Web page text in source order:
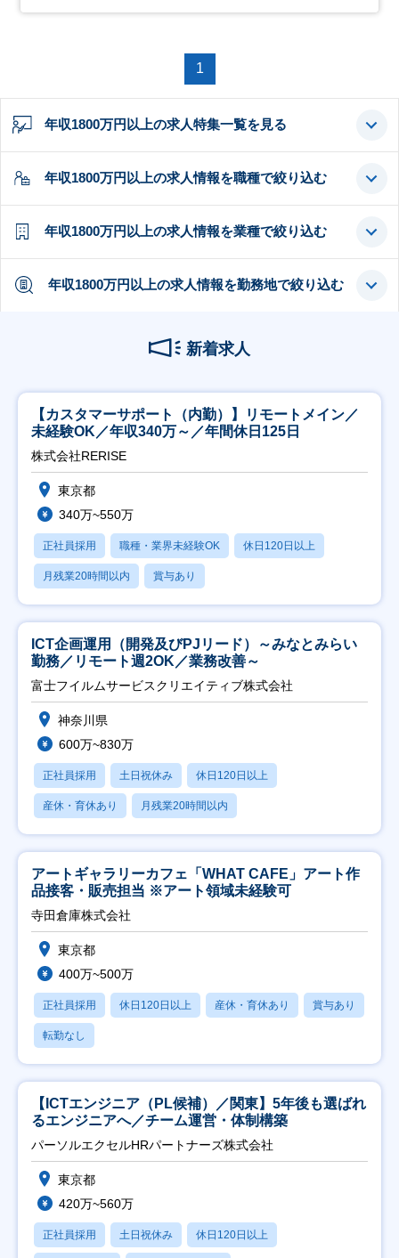
1
年収1800万円以上の求人特集一覧を見る
年収1800万円以上の求人情報を職種で絞り込む
年収1800万円以上の求人情報を業種で絞り込む
年収1800万円以上の求人情報を勤務地で絞り込む
新着求人
【カスタマーサポート（内勤）】リモートメイン／
未経験OK／年収340万～／年間休日125日
株式会社RERISE
東京都
340万~550万
正社員採用 職種・業界未経験OK 休日120日以上
月残業20時間以内 賞与あり
ICT企画運用（開発及びPJリード）～みなとみらい
勤務／リモート週2OK／業務改善～
富士フイルムサービスクリエイティブ株式会社
神奈川県
600万~830万
正社員採用 土日祝休み 休日120日以上
産休・育休あり 月残業20時間以内
アートギャラリーカフェ「WHAT CAFE」アート作
品接客・販売担当 ※アート領域未経験可
寺田倉庫株式会社
東京都
400万~500万
正社員採用 休日120日以上 産休・育休あり 賞与あり
転勤なし
【ICTエンジニア（PL候補）／関東】5年後も選ばれ
るエンジニアへ／チーム運営・体制構築
パーソルエクセルHRパートナーズ株式会社
東京都
420万~560万
正社員採用 土日祝休み 休日120日以上